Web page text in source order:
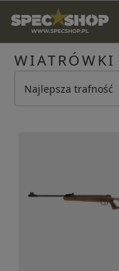
Najlepsza trafność